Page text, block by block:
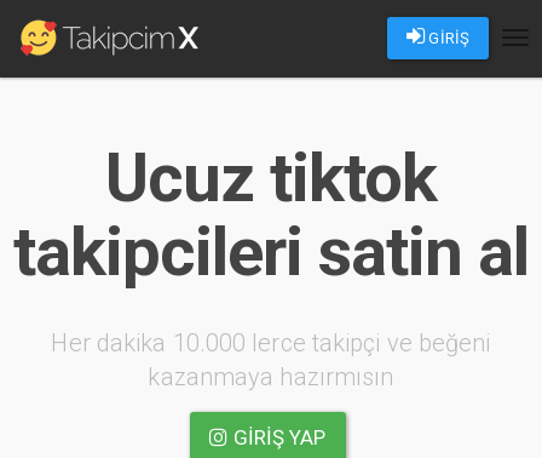
GİRİŞ
Ucuz tiktok
takipcileri satin al
Her dakika 10.000 lerce takipçi ve beğeni
kazanmaya hazırmısın
GIRIŞ YAP